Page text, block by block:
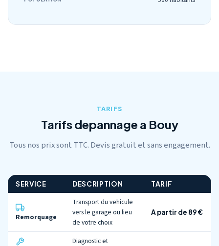
TARIFS
Tarifs depannage a Bouy
Tous nos prix sont TTC. Devis gratuit et sans engagement.
SERVICE DESCRIPTION TARIF
Remorquage
Transport du vehicule
vers le garage ou lieu
de votre choix
A partir de 89 €
Diagnostic et